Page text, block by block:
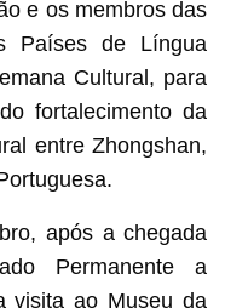
e os membros das
Países de Língua
Cultural, para
fortalecimento da
entre Zhongshan,
após a chegada
Permanente a
visita ao Museu da